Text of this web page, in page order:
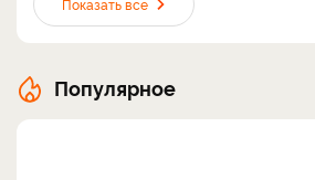
Показать все
Популярное